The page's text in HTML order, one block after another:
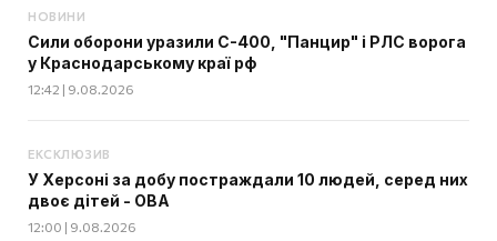
НОВИНИ
Сили оборони уразили С-400, "Панцир" і РЛС ворога
у Краснодарському краї рф
12:42 | 9.08.2026
ЕКСКЛЮЗИВ
У Херсоні за добу постраждали 10 людей, серед них
двоє дітей - ОВА
12:00 | 9.08.2026